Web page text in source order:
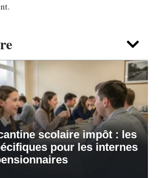
scolaire impôt : les
pour les internes